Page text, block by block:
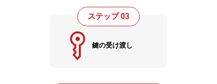
ステップ 03
鍵の受け渡し